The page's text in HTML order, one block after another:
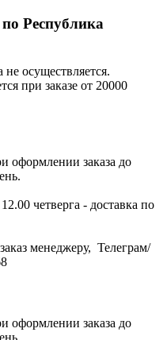
по Республика
не осуществляется.
при заказе от 20000
оформлении заказа до
четверга - доставка по
менеджеру, Телеграм/
оформлении заказа до